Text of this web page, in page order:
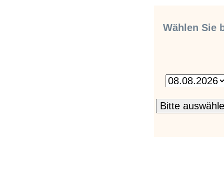
Wählen Sie